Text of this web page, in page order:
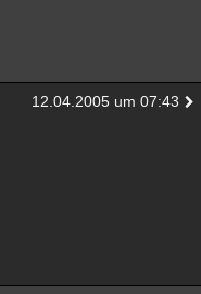
12.04.2005 um 07:43